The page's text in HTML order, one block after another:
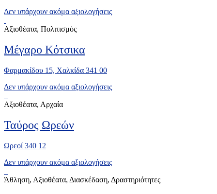
Δεν υπάρχουν ακόμα αξιολογήσεις
Αξιοθέατα, Πολιτισμός
Μέγαρο Κότσικα
Φαρμακίδου 15, Χαλκίδα 341 00
Δεν υπάρχουν ακόμα αξιολογήσεις
Αξιοθέατα, Αρχαία
Ταύρος Ωρεών
Ωρεοί 340 12
Δεν υπάρχουν ακόμα αξιολογήσεις
Άθληση, Αξιοθέατα, Διασκέδαση, Δραστηριότητες